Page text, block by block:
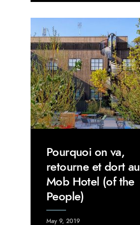
Pourquoi on va,
retourne et dort au
Mob Hotel (of the
People)
May 9, 2019